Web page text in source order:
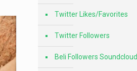
Twitter Likes/Favorites
Twitter Followers
Beli Followers Soundcloud